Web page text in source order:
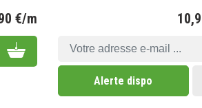
€/m
Add to cart
Alerte dispo